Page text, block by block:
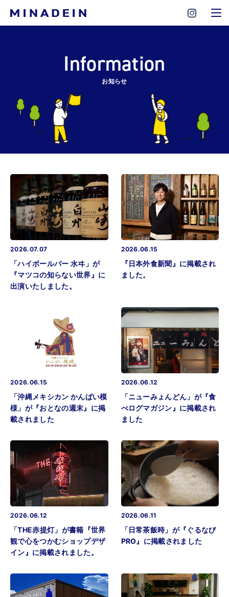
Information
お知らせ
2026.07.07
「ハイボールバー 水ヰ」が
『マツコの知らない世界』に
出演いたしました。
2026.06.15
『日本外食新聞』に掲載され
ました。
2026.06.15
「沖縄メキシカン かんぱい模
様」が『おとなの週末』に掲
載されました
2026.06.12
「ニューみょんどん」が『食
べログマガジン』に掲載され
ました
2026.06.12
「THE赤提灯」が書籍『世界
観で心をつかむショップデザ
イン』に掲載されました。
2026.06.11
「日常茶飯時」が『ぐるなび
PRO』に掲載されました